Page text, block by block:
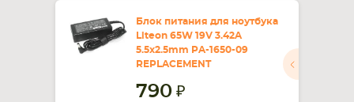
Блок питания для ноутбука
Liteon 65W 19V 3.42A
5.5x2.5mm PA-1650-09
REPLACEMENT
790